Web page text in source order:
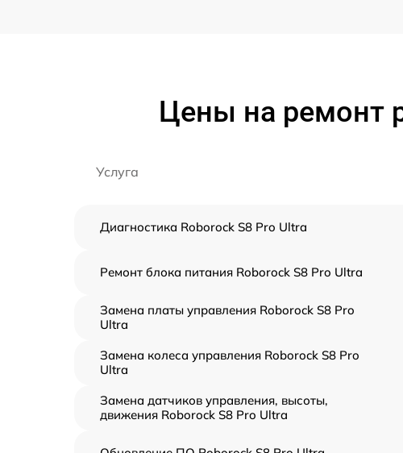
Цены на ремонт
Услуга
Диагностика Roborock S8 Pro Ultra
Ремонт блока питания Roborock S8 Pro Ultra
Замена платы управления Roborock S8 Pro
Ultra
Замена колеса управления Roborock S8 Pro
Ultra
Замена датчиков управления, высоты,
движения Roborock S8 Pro Ultra